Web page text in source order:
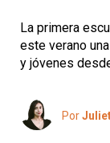
La primera
este verano
y jóvenes
Por